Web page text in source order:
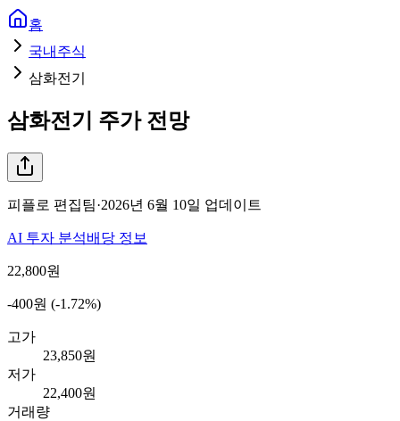
홈
국내주식
삼화전기
삼화전기 주가 전망
피플로 편집팀·2026년 6월 10일 업데이트
AI 투자 분석배당 정보
22,800원
-400원 (-1.72%)
고가
23,850원
저가
22,400원
거래량